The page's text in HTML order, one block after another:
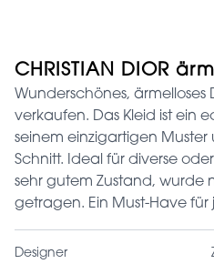
CHRISTIAN DIOR
Wunderschönes, ärmelloses
verkaufen. Das Kleid ist ein
seinem einzigartigen
Schnitt. Ideal für diverse
sehr gutem Zustand, wurde
getragen. Ein Must-Have
Designer